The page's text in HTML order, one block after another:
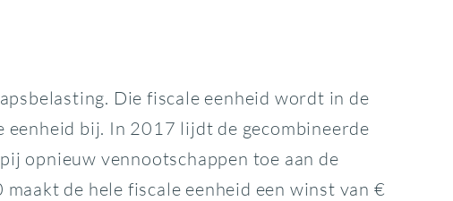
Die fiscale eenheid wordt in de
bij. In 2017 lijdt de gecombineerde
opnieuw vennootschappen toe aan de
de hele fiscale eenheid een winst van €